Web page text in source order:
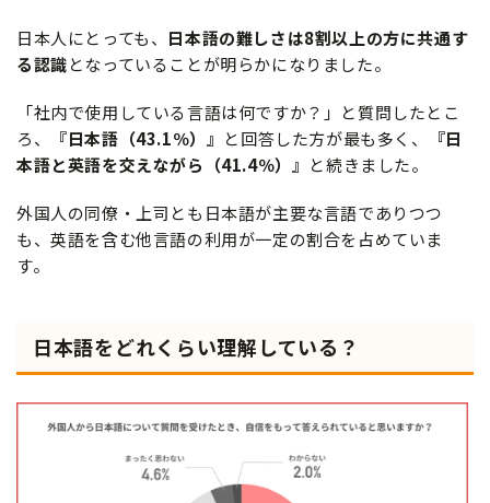
日本人にとっても、 日本語の難しさは8割以上の方に共通す
る認識となっていることが明らかになりました。
「社内で使用している言語は何ですか？」と質問したとこ
ろ、
『日本語（43.1％）』 と回答した方が最も多く、
『日
本語と英語を交えながら（41.4％）』 と続きました。
外国人の同僚・上司とも日本語が主要な言語でありつつ
も、英語を含む他言語の利用が一定の割合を占めていま
す。
日本語をどれくらい理解している？